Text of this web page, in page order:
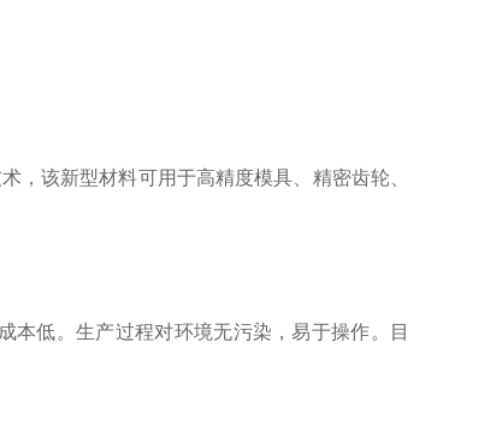
该新型材料可用于高精度模具、精密齿轮、
本低。生产过程对环境无污染，易于操作。目